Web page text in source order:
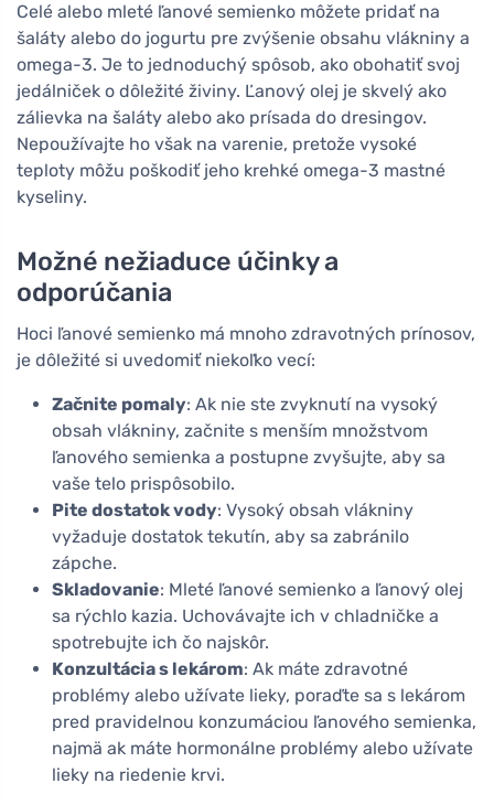
Celé alebo mleté ľanové semienko môžete pridať na
šaláty alebo do jogurtu pre zvýšenie obsahu vlákniny a
omega-3. Je to jednoduchý spôsob, ako obohatiť svoj
jedálniček o dôležité živiny. Ľanový olej je skvelý ako
zálievka na šaláty alebo ako prísada do dresingov.
Nepoužívajte ho však na varenie, pretože vysoké
teploty môžu poškodiť jeho krehké omega-3 mastné
kyseliny.
Možné nežiaduce účinky a
odporúčania
Hoci ľanové semienko má mnoho zdravotných prínosov,
je dôležité si uvedomiť niekoľko vecí:
Začnite pomaly: Ak nie ste zvyknutí na vysoký
obsah vlákniny, začnite s menším množstvom
ľanového semienka a postupne zvyšujte, aby sa
vaše telo prispôsobilo.
Pite dostatok vody: Vysoký obsah vlákniny
vyžaduje dostatok tekutín, aby sa zabránilo
zápche.
Skladovanie: Mleté ľanové semienko a ľanový olej
sa rýchlo kazia. Uchovávajte ich v chladničke a
spotrebujte ich čo najskôr.
Konzultácia s lekárom: Ak máte zdravotné
problémy alebo užívate lieky, poraďte sa s lekárom
pred pravidelnou konzumáciou ľanového semienka,
najmä ak máte hormonálne problémy alebo užívate
lieky na riedenie krvi.